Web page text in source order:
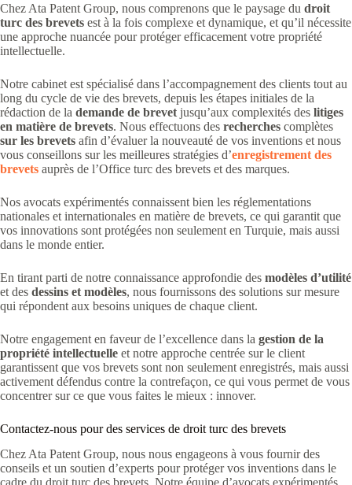
Chez Ata Patent Group, nous comprenons que le paysage du droit
turc des brevets est à la fois complexe et dynamique, et qu’il nécessite
une approche nuancée pour protéger efficacement votre propriété
intellectuelle.
Notre cabinet est spécialisé dans l’accompagnement des clients tout au
long du cycle de vie des brevets, depuis les étapes initiales de la
rédaction de la demande de brevet jusqu’aux complexités des litiges
en matière de brevets. Nous effectuons des recherches complètes
sur les brevets afin d’évaluer la nouveauté de vos inventions et nous
vous conseillons sur les meilleures stratégies d’enregistrement des
brevets auprès de l’Office turc des brevets et des marques.
Nos avocats expérimentés connaissent bien les réglementations
nationales et internationales en matière de brevets, ce qui garantit que
vos innovations sont protégées non seulement en Turquie, mais aussi
dans le monde entier.
En tirant parti de notre connaissance approfondie des modèles d’utilité
et des dessins et modèles, nous fournissons des solutions sur mesure
qui répondent aux besoins uniques de chaque client.
Notre engagement en faveur de l’excellence dans la gestion de la
propriété intellectuelle et notre approche centrée sur le client
garantissent que vos brevets sont non seulement enregistrés, mais aussi
activement défendus contre la contrefaçon, ce qui vous permet de vous
concentrer sur ce que vous faites le mieux : innover.
Contactez-nous pour des services de droit turc des brevets
Chez Ata Patent Group, nous nous engageons à vous fournir des
conseils et un soutien d’experts pour protéger vos inventions dans le